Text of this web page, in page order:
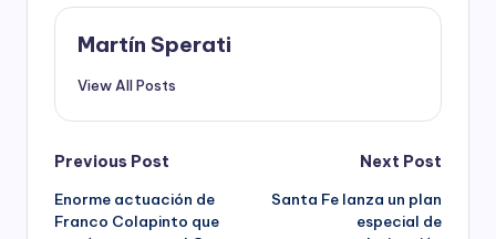
Martín Sperati
View All Posts
Post
navigation
Previous Post
Enorme actuación de
Franco Colapinto que
Next Post
Santa Fe lanza un plan
especial de